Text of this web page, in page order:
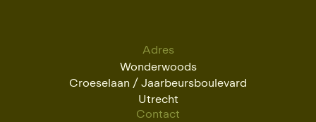
Adres
Wonderwoods
Croeselaan / Jaarbeursboulevard
Utrecht
Contact